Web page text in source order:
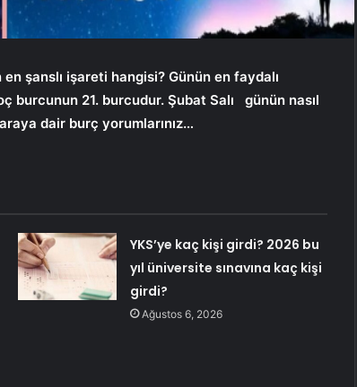
şanslı işareti hangisi? Günün en faydalı
burcunun 21. burcudur. Şubat Salı
günün nasıl
dair burç yorumlarınız…
YKS’ye kaç kişi girdi? 2026 bu
yıl üniversite sınavına kaç kişi
girdi?
Ağustos 6, 2026